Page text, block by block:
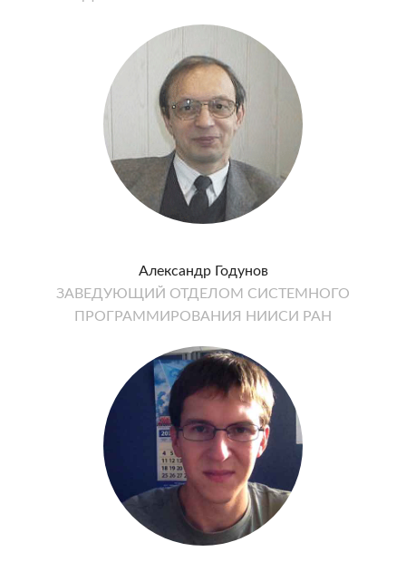
Александр Годунов
ЗАВЕДУЮЩИЙ ОТДЕЛОМ СИСТЕМНОГО
ПРОГРАММИРОВАНИЯ НИИСИ РАН